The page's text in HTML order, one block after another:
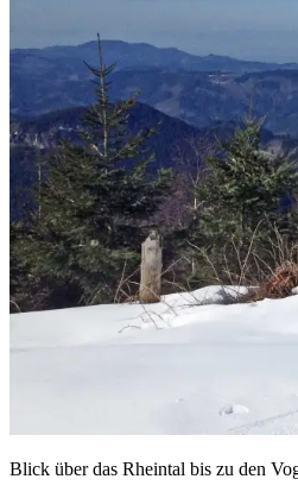
Blick über das Rheintal bis zu den